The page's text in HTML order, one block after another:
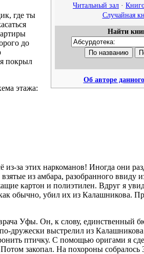
Читальный зал ·
Случайная
Найти
Об авторе
где ты
до
покрыл
этажа:
за этих наркоманов! Иногда они
из амбара, разобранного ввиду
картон и полиэтилен. Вдруг я
обычно, убил их из Калашникова.
Уфы. Он, к слову, единственный
дружески выстрелил из Калашникова
птичку. С помощью оригами я
закопал. На похороны собралось